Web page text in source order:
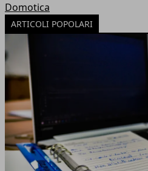
Domotica
ARTICOLI POPOLARI